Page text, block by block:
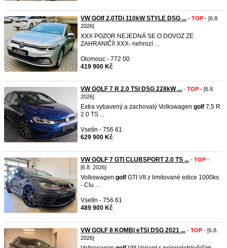
VW GOlf 2,0TDi 110kW STYLE DSG ... - TOP - [6.8.
2026]
XXX POZOR NEJEDNÁ SE O DOVOZ ZE
ZAHRANIČÍ! XXX- nehrozí ...
Olomouc - 772 00
419 900 Kč
VW GOLF 7 R 2.0 TSI DSG 228kW ... - TOP - [6.8.
2026]
Extra vybavený a zachovalý Volkswagen golf 7,5 R
2.0 TS ...
Vsetín - 756 61
629 900 Kč
VW GOLF 7 GTI CLUBSPORT 2.0 TS ... - TOP -
[6.8. 2026]
Volkswagen golf GTI VII z limitované edice 1000ks
- Clu ...
Vsetín - 756 61
489 900 Kč
VW GOLF 8 KOMBI eTSI DSG 2021 ... - TOP - [6.8.
2026]